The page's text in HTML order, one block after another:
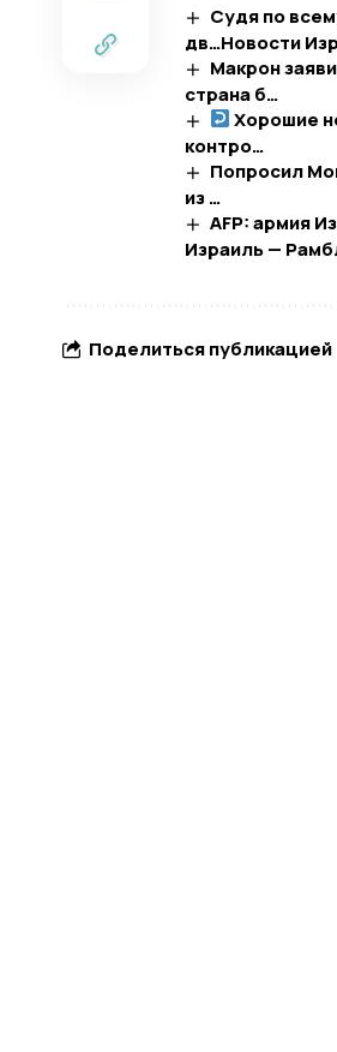
Судя по
дв…​Новости
Макрон
страна б…
Хорошие
контро…
Попросил
из …
AFP: армия
Израиль —
Поделиться публикацией